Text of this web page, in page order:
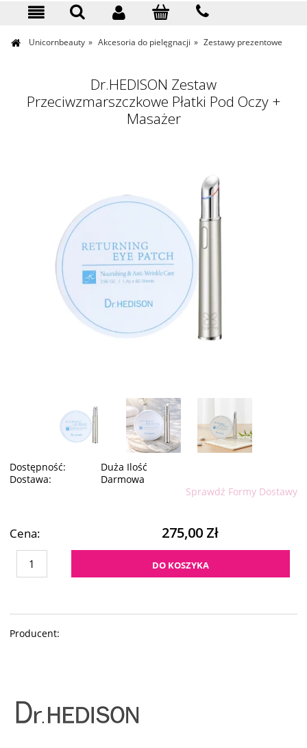
Unicornbeauty » Akcesoria do pielęgnacji » Zestawy prezentowe
Dr.HEDISON Zestaw
Przeciwzmarszczkowe Płatki Pod Oczy +
Masażer
Dostępność:
Duża Ilość
Dostawa:
Darmowa
Sprawdź Formy Dostawy
Cena: 275,00 Zł
DO KOSZYKA
Producent: